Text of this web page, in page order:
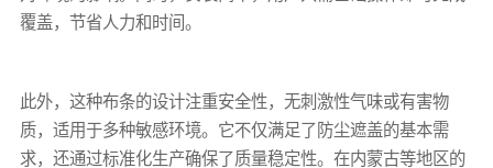
覆盖，节省人力和时间。
此外，这种布条的设计注重安全性，无刺激性气味或有害物
质，适用于多种敏感环境。它不仅满足了防尘遮盖的基本需
求，还通过标准化生产确保了质量稳定性。在内蒙古等地区的